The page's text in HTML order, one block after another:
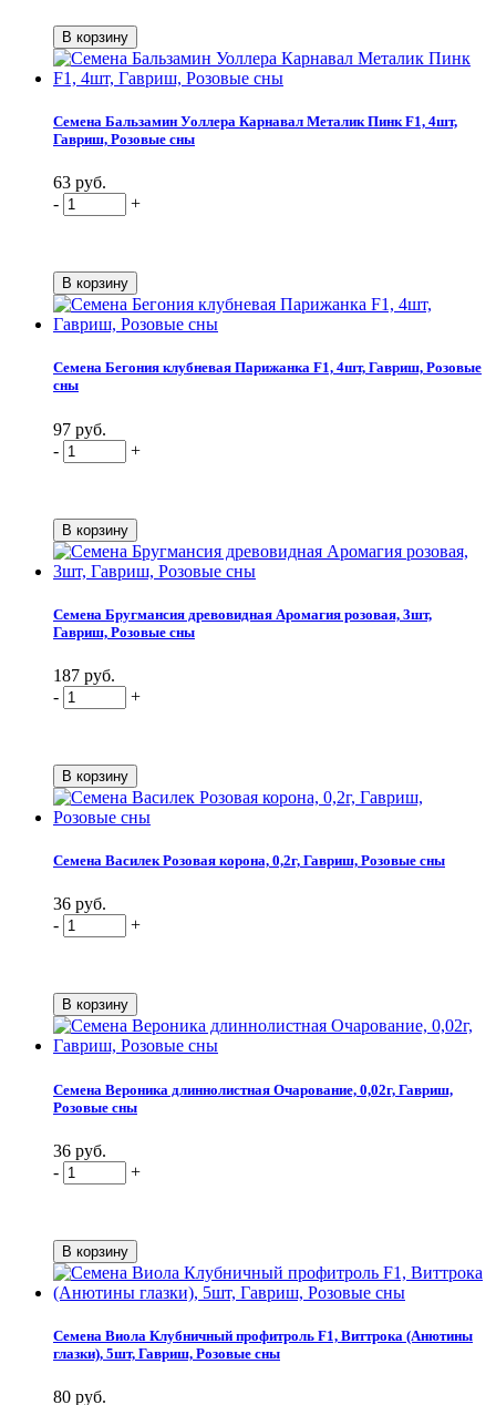
Семена Бальзамин Уоллера Карнавал Металик Пинк F1, 4шт,
Гавриш, Розовые сны
63 руб.
-
+
Семена Бегония клубневая Парижанка F1, 4шт, Гавриш, Розовые
сны
97 руб.
-
+
Семена Бругмансия древовидная Аромагия розовая, 3шт,
Гавриш, Розовые сны
187 руб.
-
+
Семена Василек Розовая корона, 0,2г, Гавриш, Розовые сны
36 руб.
-
+
Семена Вероника длиннолистная Очарование, 0,02г, Гавриш,
Розовые сны
36 руб.
-
+
Семена Виола Клубничный профитроль F1, Виттрока (Анютины
глазки), 5шт, Гавриш, Розовые сны
80 руб.